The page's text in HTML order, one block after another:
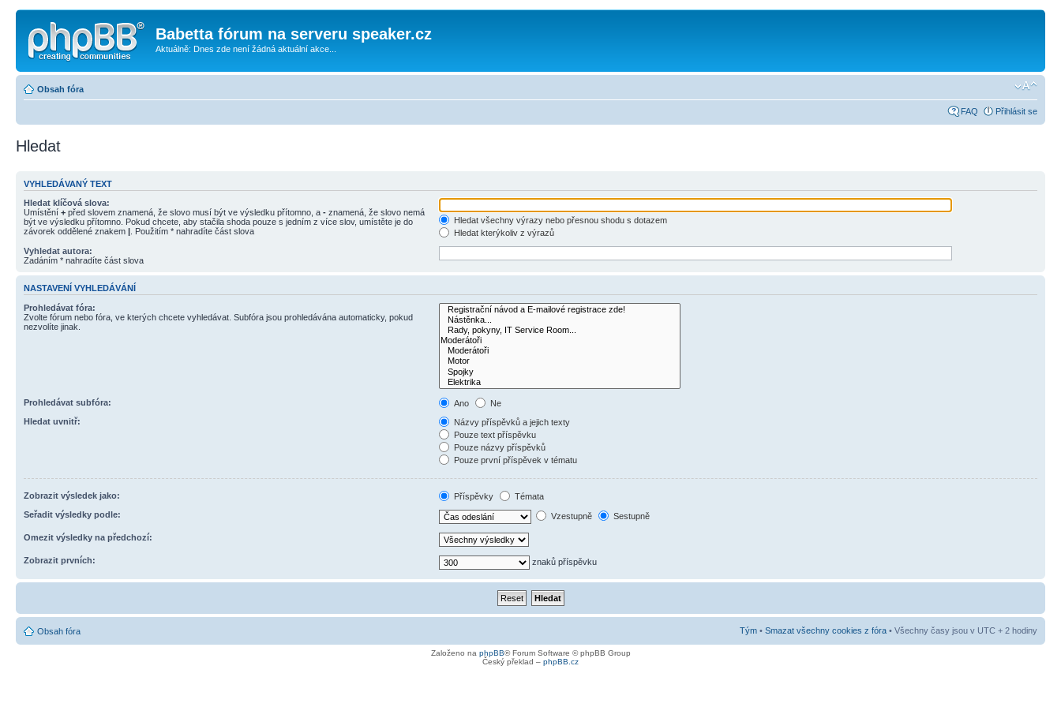
Babetta fórum na serveru speaker.cz
Aktuálně: Dnes zde není žádná aktuální akce...
Obsah fóra
FAQ Přihlásit se
Hledat
VYHLEDÁVANÝ TEXT
Hledat klíčová slova:
Umístění + před slovem znamená, že slovo musí být ve výsledku přítomno, a - znamená, že slovo nemá
být ve výsledku přítomno. Pokud chcete, aby stačila shoda pouze s jedním z více slov, umístěte je do
závorek oddělené znakem | . Použitím * nahradíte část slova
Hledat všechny výrazy nebo přesnou shodu s dotazem
Hledat kterýkoliv z výrazů
Vyhledat autora:
Zadáním * nahradíte část slova
NASTAVENÍ VYHLEDÁVÁNÍ
Prohledávat fóra:
Zvolte fórum nebo fóra, ve kterých chcete vyhledávat. Subfóra jsou prohledávána automaticky, pokud
nezvolíte jinak.
Prohledávat subfóra: Ano
Ne
Hledat uvnitř:
Názvy příspěvků a jejich texty
Pouze text příspěvku
Pouze názvy příspěvků
Pouze první příspěvek v tématu
Zobrazit výsledek jako: Příspěvky
Témata
Seřadit výsledky podle:
Vzestupně Sestupně
Omezit výsledky na předchozí:
Zobrazit prvních: znaků příspěvku
Obsah fóra Tým • Smazat všechny cookies z fóra • Všechny časy jsou v UTC + 2 hodiny
Založeno na phpBB® Forum Software © phpBB Group
Český překlad – phpBB.cz